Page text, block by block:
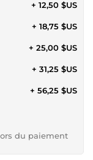
+ 12,50 $US
+ 18,75 $US
+ 25,00 $US
+ 31,25 $US
+ 56,25 $US
du paiement